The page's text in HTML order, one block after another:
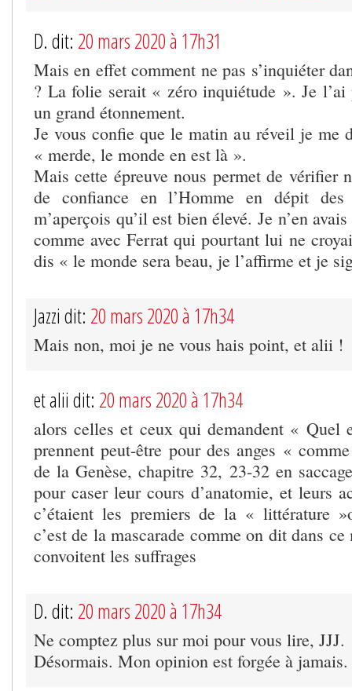
D. dit: 20 mars 2020 à 17h31
Mais en effet comment ne pas s’inquiéter
? La folie serait « zéro inquiétude ». Je
un grand étonnement.
Je vous confie que le matin au réveil je me
« merde, le monde en est là ».
Mais cette épreuve nous permet de vérifier
de confiance en l’Homme en dépit des
m’aperçois qu’il est bien élevé. Je n’en
comme avec Ferrat qui pourtant lui ne
dis « le monde sera beau, je l’affirme et je
Jazzi dit: 20 mars 2020 à 17h34
Mais non, moi je ne vous hais point, et alii !
et alii dit: 20 mars 2020 à 17h34
alors celles et ceux qui demandent « Quel
prennent peut-être pour des anges «
de la Genèse, chapitre 32, 23-32 en
pour caser leur cours d’anatomie, et leurs
c’étaient les premiers de la « littérature
c’est de la mascarade comme on dit dans
convoitent les suffrages
D. dit: 20 mars 2020 à 17h34
Ne comptez plus sur moi pour vous lire, JJJ.
Désormais. Mon opinion est forgée à jamais.